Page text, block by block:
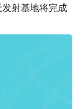
射基地将完成